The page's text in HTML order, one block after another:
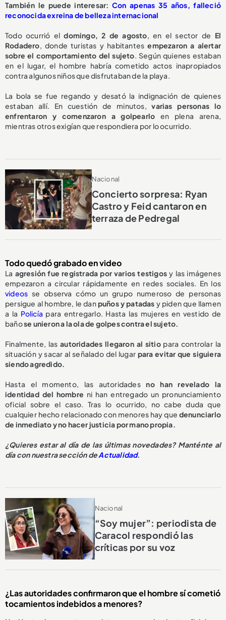
También le puede interesar: Con apenas 35 años, falleció
reconocida exreina de belleza internacional
Todo ocurrió eldomingo, 2 de agosto, en el sector de El
Rodadero, donde turistas y habitantesempezaron a alertar
sobre el comportamiento del sujeto. Según quienes estaban
en el lugar, el hombre habría cometido actos inapropiados
contra algunos niños que disfrutaban de la playa.
La bola se fue regando y desató la indignación de quienes
estaban allí. En cuestión de minutos,varias personas lo
enfrentaron y comenzaron a golpearlo en plena arena,
mientras otros exigían que respondiera por lo ocurrido.
Nacional
Concierto sorpresa: Ryan
Castro y Feid cantaron en
terraza de Pedregal
Todo quedó grabado en video
La agresión fue registrada por varios testigos y las imágenes
empezaron a circular rápidamente en redes sociales. En los
videos se observa cómo un grupo numeroso de personas
persigue al hombre, le danpuños y patadas y piden que llamen
a la Policía para entregarlo. Hasta las mujeres en vestido de
bañose unieron a la ola de golpes contra el sujeto.
Finalmente, lasautoridades llegaron al sitiopara controlar la
situación y sacar al señalado del lugar para evitar que siguiera
siendo agredido.
Hasta el momento, las autoridadesno han revelado la
identidad del hombre ni han entregado un pronunciamiento
oficial sobre el caso. Tras lo ocurrido, no cabe duda que
cualquier hecho relacionado con menores hay que denunciarlo
de inmediato y no hacer justicia por mano propia.
¿Quieres estar al día de las últimas novedades? Manténte al
día con nuestra sección deActualidad.
Nacional
“Soy mujer”: periodista de
Caracol respondió las
críticas por su voz
¿Las autoridades confirmaron que el hombre sí cometió
tocamientos indebidos a menores?